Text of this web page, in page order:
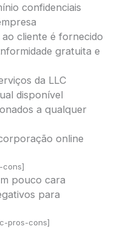
confidenciais
cliente é fornecido
gratuita e
da LLC
disponível
a qualquer
online
cons]
pouco cara
para
pros-cons]